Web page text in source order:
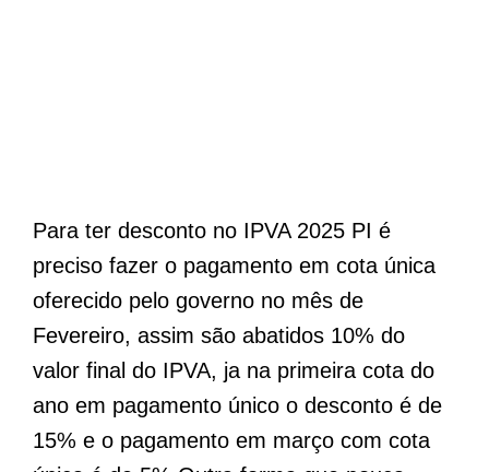
Para ter desconto no IPVA 2025 PI é
preciso fazer o pagamento em cota única
oferecido pelo governo no mês de
Fevereiro, assim são abatidos 10% do
valor final do IPVA, ja na primeira cota do
ano em pagamento único o desconto é de
15% e o pagamento em março com cota